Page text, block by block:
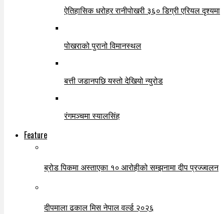
ऐतिहासिक धरोहर रानीपोखरी ३६० डिग्री एरियल दृश्यमा
पोखराको पुरानो विमानस्थल
बत्ती जडानपछि यस्तो देखियो न्युरोड
रंगमञ्चमा स्यालसिंह
Feature
ब्रोड पिकमा अस्ताएका १० आरोहीको सम्झनामा दीप प्रज्ज्वलन
दीपमाला ढकाल मिस नेपाल वर्ल्ड २०२६